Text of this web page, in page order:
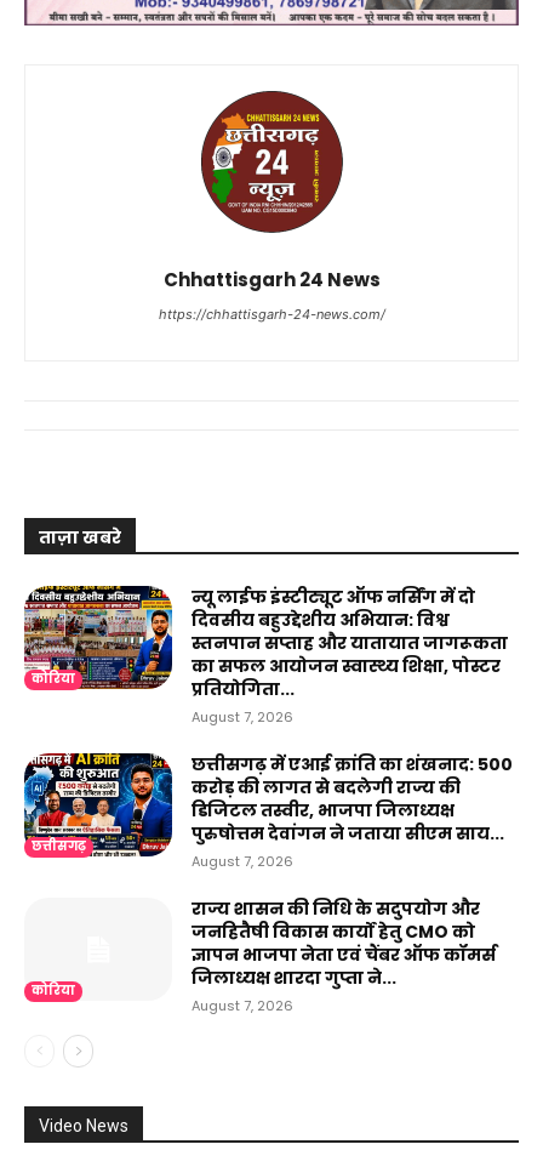
Chhattisgarh 24 News
https://chhattisgarh-24-news.com/
ताज़ा खबरे
कोरिया
न्यू लाईफ इंस्टीट्यूट ऑफ नर्सिंग में दो
दिवसीय बहुउद्देशीय अभियान: विश्व
स्तनपान सप्ताह और यातायात जागरूकता
का सफल आयोजन स्वास्थ्य शिक्षा, पोस्टर
प्रतियोगिता...
August 7, 2026
छत्तीसगढ़
छत्तीसगढ़ में एआई क्रांति का शंखनाद: 500
करोड़ की लागत से बदलेगी राज्य की
डिजिटल तस्वीर, भाजपा जिलाध्यक्ष
पुरुषोत्तम देवांगन ने जताया सीएम साय...
August 7, 2026
कोरिया
राज्य शासन की निधि के सदुपयोग और
जनहितैषी विकास कार्यों हेतु CMO को
ज्ञापन भाजपा नेता एवं चैंबर ऑफ कॉमर्स
जिलाध्यक्ष शारदा गुप्ता ने...
August 7, 2026
Video News